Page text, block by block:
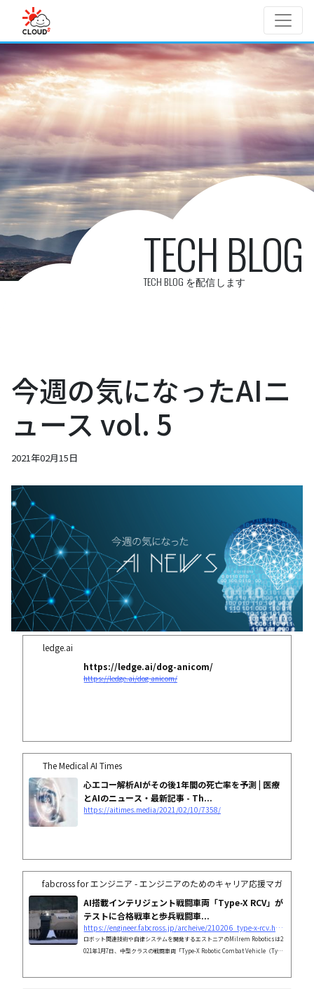
Skip to main content
TECH BLOG
TECH BLOG を配信します
今週の気になったAIニ
ュース vol. 5
2021年02月15日
ledge.ai
https://ledge.ai/dog-anicom/
https://ledge.ai/dog-anicom/
The Medical AI Times
心エコー解析AIがその後1年間の死亡率を予測 | 医療
とAIのニュース・最新記事 - Th...
https://aitimes.media/2021/02/10/7358/
fabcross for エンジニア - エンジニアのためのキャリア応援マガジン
AI搭載インテリジェント戦闘車両「Type-X RCV」が
テストに合格――戦車と歩兵戦闘車...
https://engineer.fabcross.jp/archeive/210206_type-x-rcv.html
ロボット関連技術や自律システムを開発するエストニアのMilrem Roboticsは2
021年1月7日、中型クラスの戦闘車両「Type-X Robotic Combat Vehicle（Type